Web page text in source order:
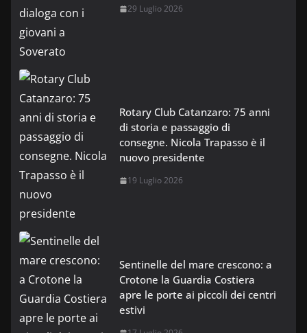
29 Luglio 2026
Rotary Club Catanzaro: 75 anni
di storia e passaggio di
consegne. Nicola Trapasso è il
nuovo presidente
19 Luglio 2026
Sentinelle del mare crescono: a
Crotone la Guardia Costiera
apre le porte ai piccoli dei centri
estivi